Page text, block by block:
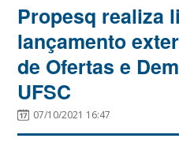
Propesq realiza
lançamento
de Ofertas e
UFSC
07/10/2021 16:47